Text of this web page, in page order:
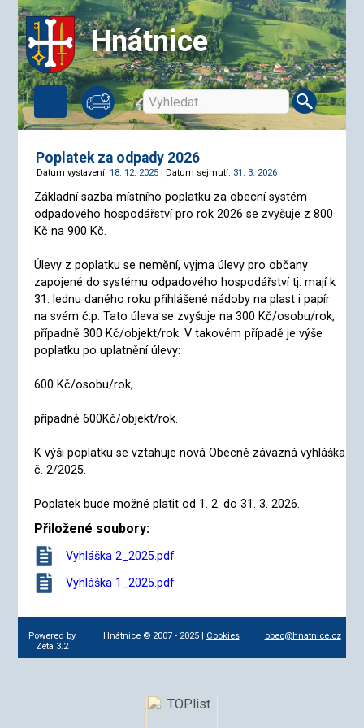
Hnátnice
Poplatek za odpady 2026
Datum vystavení: 18. 12. 2025 | Datum sejmutí: 31. 3. 2026
Základní sazba místního poplatku za obecní systém
odpadového hospodářství pro rok 2026 se zvyšuje z 800
Kč na 900 Kč.
Úlevy z poplatku se nemění, vyjma úlevy pro občany
zapojené do systému odpadového hospodářství tj. mají k
31. lednu daného roku přihlášené nádoby na plast i papír
na svém č.p. Tato úleva se zvyšuje na 300 Kč/osobu/rok,
případně 300 Kč/objekt/rok. V takovém případě je výše
poplatku po uplatnění úlevy:
600 Kč/osobu/rok,
případně 600Kč/objekt/rok.
K výši poplatku se vztahuje nová Obecně závazná vyhláška
č. 2/2025.
Poplatek bude možné platit od 1. 2. do 31. 3. 2026.
Přiložené soubory:
Vyhláška 2_2025.pdf
Vyhláška 1_2025.pdf
Powered by
Zeta 3.2
Hnátnice © 2007 - 2025 | Cookies obec@hnatnice.cz